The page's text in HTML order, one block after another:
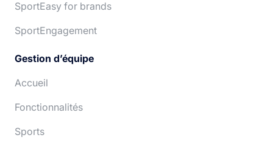
SportEasy for brands
SportEngagement
Gestion d’équipe
Accueil
Fonctionnalités
Sports